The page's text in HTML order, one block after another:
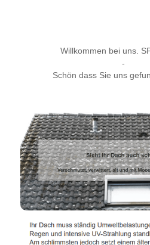
Willkommen bei uns.
-
Schön dass Sie uns